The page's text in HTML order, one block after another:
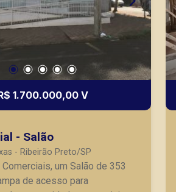
1.700.000,00 V
- Salão
- Ribeirão Preto/SP
um Salão de 353
de acesso para